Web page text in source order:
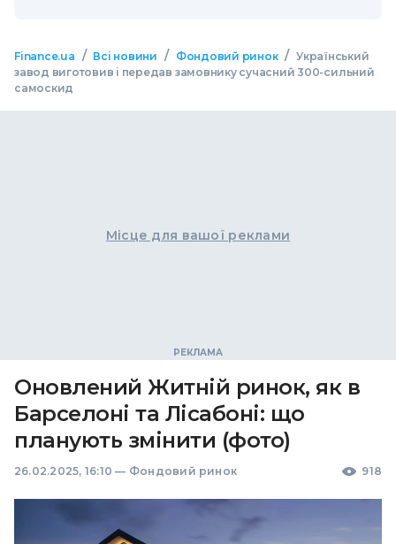
Finance.ua / Всі новини / Фондовий ринок / Український
завод виготовив і передав замовнику сучасний 300-сильний
самоскид
Місце для вашої реклами
Оновлений Житній ринок, як в
Барселоні та Лісабоні: що
планують змінити (фото)
26.02.2025, 16:10 — Фондовий ринок 918